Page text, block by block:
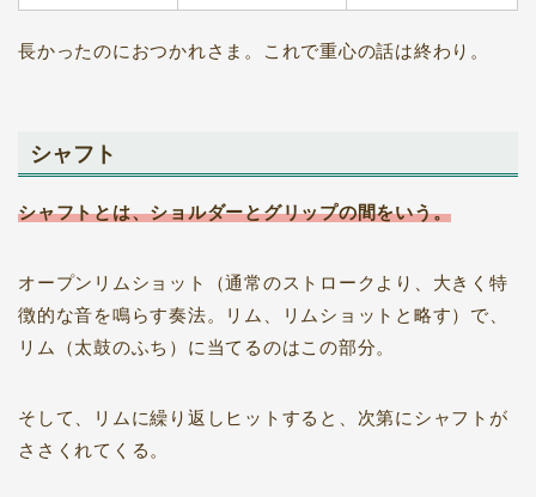
長かったのにおつかれさま。これで重心の話は終わり。
シャフト
シャフトとは、ショルダーとグリップの間をいう。
オープンリムショット（通常のストロークより、大きく特
徴的な音を鳴らす奏法。リム、リムショットと略す）で、
リム（太鼓のふち）に当てるのはこの部分。
そして、リムに繰り返しヒットすると、次第にシャフトが
ささくれてくる。